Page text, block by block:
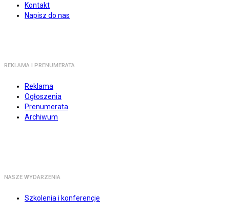
Kontakt
Napisz do nas
REKLAMA I PRENUMERATA
Reklama
Ogłoszenia
Prenumerata
Archiwum
NASZE WYDARZENIA
Szkolenia i konferencje